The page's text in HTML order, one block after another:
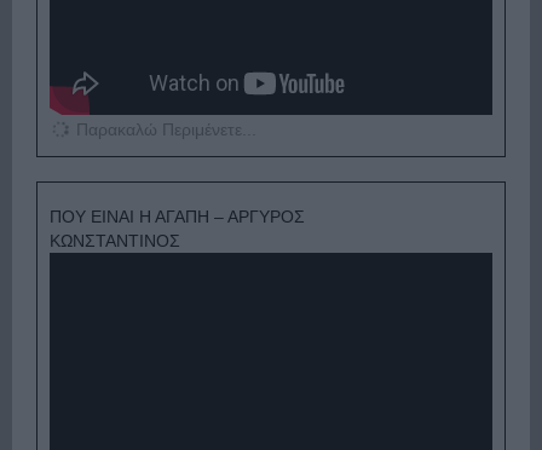
Παρακαλώ Περιμένετε...
ΠΟΥ ΕΙΝΑΙ Η ΑΓΑΠΗ – ΑΡΓΥΡΟΣ
ΚΩΝΣΤΑΝΤΙΝΟΣ